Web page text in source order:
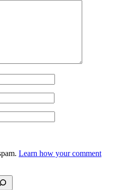
Learn how your comment